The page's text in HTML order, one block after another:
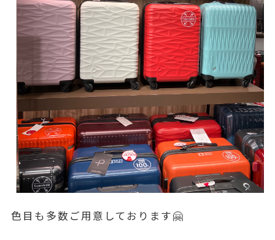
色目も多数ご用意しております🤗